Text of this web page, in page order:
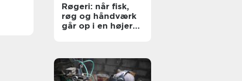
Røgeri: når fisk,
røg og håndværk
går op i en højere